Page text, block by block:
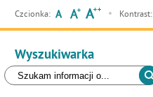
Czcionka: Kontrast:
Wyszukiwarka